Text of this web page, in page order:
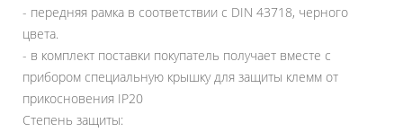
- передняя рамка в соответствии с DIN 43718, черного
цвета.
- в комплект поставки покупатель получает вместе с
прибором специальную крышку для защиты клемм от
прикосновения IP20
Степень защиты: